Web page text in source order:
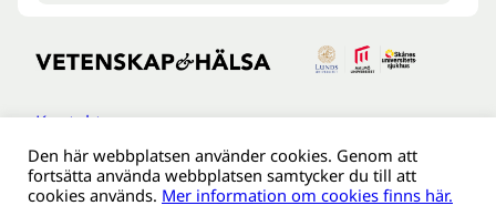
Kontakt
Tillgänglighetsredogöreldse
Om webbplatsen
Den här webbplatsen använder cookies. Genom att
fortsätta använda webbplatsen samtycker du till att
cookies används. Mer information om cookies finns här.